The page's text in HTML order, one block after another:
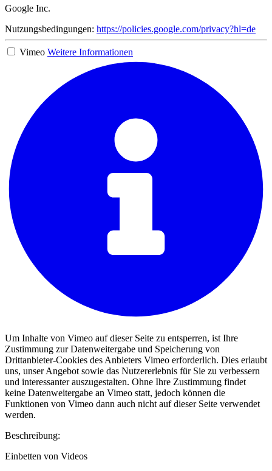
Google Inc.
Nutzungsbedingungen: https://policies.google.com/privacy?hl=de
Vimeo Weitere Informationen
Um Inhalte von Vimeo auf dieser Seite zu entsperren, ist Ihre
Zustimmung zur Datenweitergabe und Speicherung von
Drittanbieter-Cookies des Anbieters Vimeo erforderlich. Dies erlaubt
uns, unser Angebot sowie das Nutzererlebnis für Sie zu verbessern
und interessanter auszugestalten. Ohne Ihre Zustimmung findet
keine Datenweitergabe an Vimeo statt, jedoch können die
Funktionen von Vimeo dann auch nicht auf dieser Seite verwendet
werden.
Beschreibung:
Einbetten von Videos